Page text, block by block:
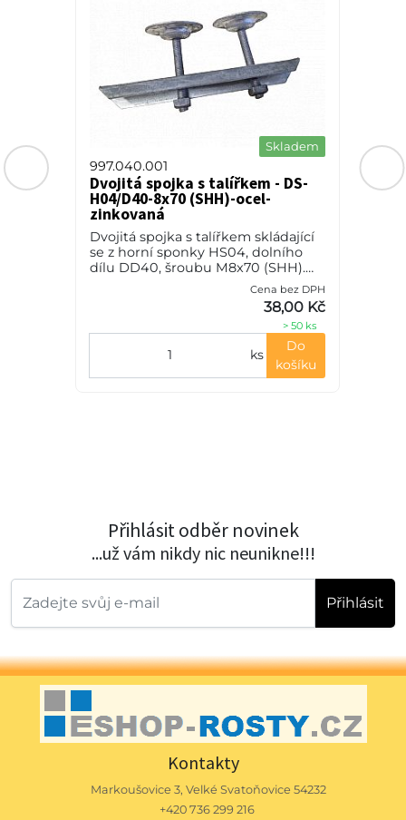
Skladem
997.040.001
Dvojitá spojka s talířkem - DS-
H04/D40-8x70 (SHH)-ocel-
zinkovaná
Dvojitá spojka s talířkem skládající
se z horní sponky HS04, dolního
dílu DD40, šroubu M8x70 (SHH).
Výrobním materiálem je ocel-Cena bez DPH
38,00 Kč
> 50 ks
ks
Do
košíku
Přihlásit odběr novinek
...už vám nikdy nic neunikne!!!
Přihlásit
Kontakty
Markoušovice 3, Velké Svatoňovice 54232
+420 736 299 216